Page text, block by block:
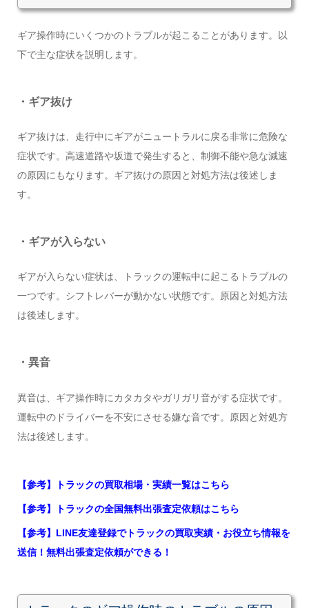
ギア操作時にいくつかのトラブルが起こることがあります。以
下で主な症状を説明します。
・ギア抜け
ギア抜けは、走行中にギアがニュートラルに戻る非常に危険な
症状です。高速道路や坂道で発生すると、制御不能や急な減速
の原因にもなります。ギア抜けの原因と対処方法は後述しま
す。
・ギアが入らない
ギアが入らない症状は、トラックの運転中に起こるトラブルの
一つです。シフトレバーが動かない状態です。原因と対処方法
は後述します。
・異音
異音は、ギア操作時にカタカタやガリガリ音がする症状です。
運転中のドライバーを不安にさせる嫌な音です。原因と対処方
法は後述します。
【参考】トラックの買取相場・実績一覧はこちら
【参考】トラックの全国無料出張査定依頼はこちら
【参考】LINE友達登録でトラックの買取実績・お役立ち情報を
送信！無料出張査定依頼ができる！